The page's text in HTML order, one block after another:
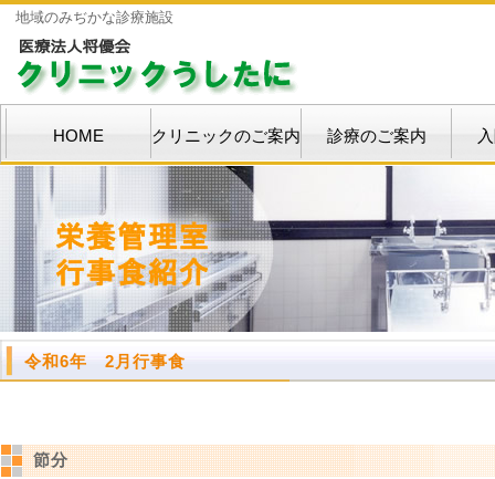
地域のみぢかな診療施設
HOME クリニックのご案内 診療のご案内
令和6年 2月行事食
節分